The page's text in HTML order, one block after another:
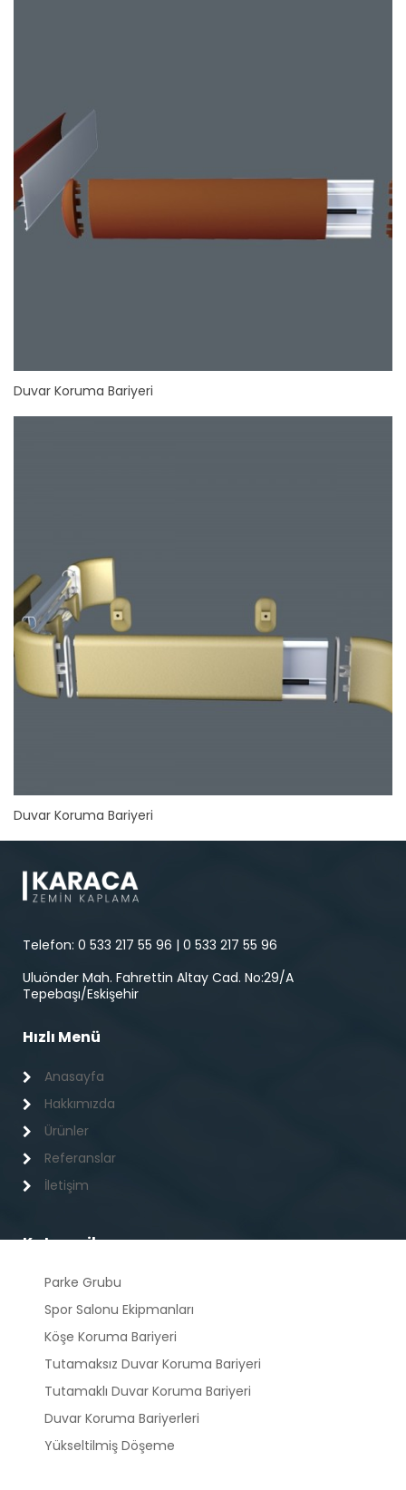
Duvar Koruma Bariyeri
Duvar Koruma Bariyeri
Telefon: 0 533 217 55 96 | 0 533 217 55 96
Uluönder Mah. Fahrettin Altay Cad. No:29/A
Tepebaşı/Eskişehir
Hızlı Menü
Anasayfa
Hakkımızda
Ürünler
Referanslar
İletişim
Kategoriler
Parke Grubu
Spor Salonu Ekipmanları
Köşe Koruma Bariyeri
Tutamaksız Duvar Koruma Bariyeri
Tutamaklı Duvar Koruma Bariyeri
Duvar Koruma Bariyerleri
Yükseltilmiş Döşeme